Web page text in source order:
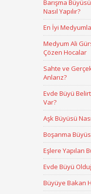
Barışma
Nasıl Yapılır?
En İyi
Medyum Ali
Çözen Hocalar
Sahte ve
Anlarız?
Evde Büyü
Var?
Aşk Büyüsü
Boşanma
Eşlere Yapılan
Evde Büyü
Büyüye Bakan